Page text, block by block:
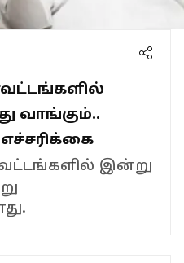
வாங்கும்..
இன்று